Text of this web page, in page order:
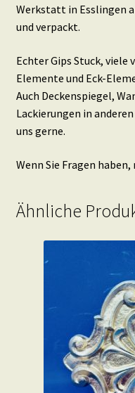
Werkstatt in Esslingen
und verpackt.
Echter Gips Stuck, viele
Elemente und Eck-
Auch Deckenspiegel,
Lackierungen in
uns gerne.
Wenn Sie Fragen
Ähnliche